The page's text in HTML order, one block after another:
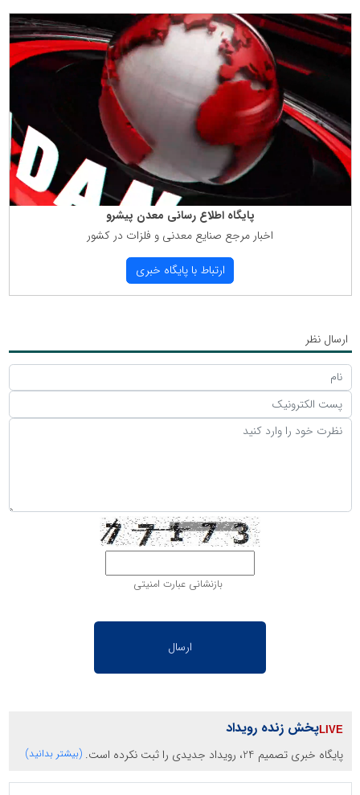
پایگاه اطلاع رسانی معدن پیشرو
اخبار مرجع صنایع معدنی و فلزات در كشور
ارتباط با پایگاه خبری
ارسال نظر
بازنشانی عبارت امنیتی
پخش زنده رویداد
پایگاه خبری تصمیم 24، رویداد جدیدی را ثبت نکرده است. (بیشتر بدانید)